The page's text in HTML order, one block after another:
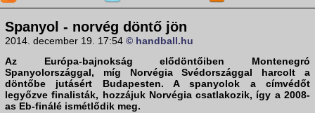
Spanyol - norvég döntő jön
2014. december 19. 17:54 © handball.hu
Az Európa-bajnokság elődöntőiben Montenegró
Spanyolországgal, míg Norvégia Svédországgal harcolt a
döntőbe jutásért Budapesten. A spanyolok a címvédőt
legyőzve finalisták, hozzájuk Norvégia csatlakozik, így a 2008-
as Eb-finálé ismétlődik meg.